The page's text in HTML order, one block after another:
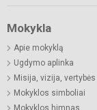
Mokykla
Apie mokyklą
Ugdymo aplinka
Misija, vizija, vertybės
Mokyklos simboliai
Mokyklos himnas